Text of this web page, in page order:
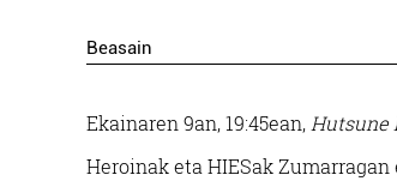
Beasain
Ekainaren 9an, 19:45ean,Hutsune
Heroinak eta HIESak